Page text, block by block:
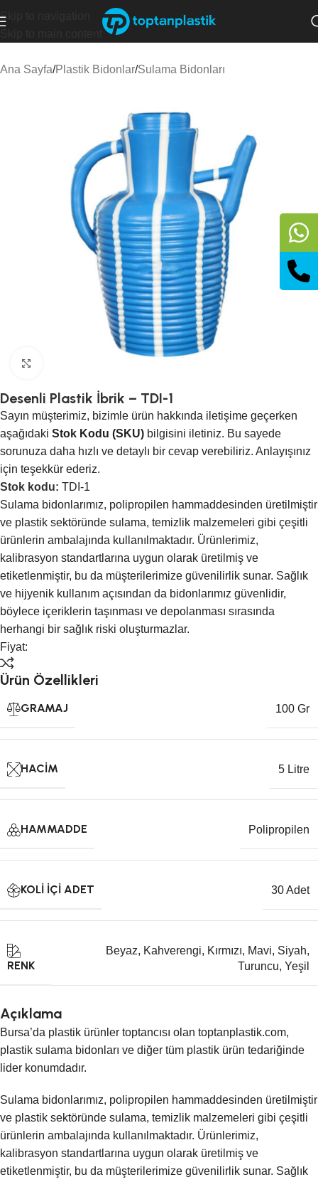
Skip to navigation
Ana Sayfa/Plastik Bidonlar/Sulama Bidonları
Desenli Plastik İbrik – TDI-1
Sayın müşterimiz, bizimle ürün hakkında iletişime geçerken
aşağıdaki Stok Kodu (SKU) bilgisini iletiniz. Bu sayede
sorunuza daha hızlı ve detaylı bir cevap verebiliriz. Anlayışınız
için teşekkür ederiz.
Stok kodu: TDI-1
Sulama bidonlarımız, polipropilen hammaddesinden üretilmiştir
ve plastik sektöründe sulama, temizlik malzemeleri gibi çeşitli
ürünlerin ambalajında kullanılmaktadır. Ürünlerimiz,
kalibrasyon standartlarına uygun olarak üretilmiş ve
etiketlenmiştir, bu da müşterilerimize güvenilirlik sunar. Sağlık
ve hijyenik kullanım açısından da bidonlarımız güvenlidir,
böylece içeriklerin taşınması ve depolanması sırasında
herhangi bir sağlık riski oluşturmazlar.
Fiyat:
Ürün Özellikleri
GRAMAJ 100 Gr
HACIM 5 Litre
HAMMADDE Polipropilen
KOLI İÇI ADET 30 Adet
RENK
Beyaz, Kahverengi, Kırmızı, Mavi, Siyah,
Turuncu, Yeşil
Açıklama
Bursa’da plastik ürünler toptancısı olan toptanplastik.com,
plastik sulama bidonları ve diğer tüm plastik ürün tedariğinde
lider konumdadır.
Sulama bidonlarımız, polipropilen hammaddesinden üretilmiştir
ve plastik sektöründe sulama, temizlik malzemeleri gibi çeşitli
ürünlerin ambalajında kullanılmaktadır. Ürünlerimiz,
kalibrasyon standartlarına uygun olarak üretilmiş ve
etiketlenmiştir, bu da müşterilerimize güvenilirlik sunar. Sağlık